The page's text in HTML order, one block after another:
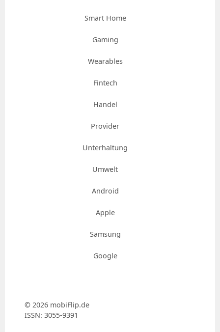
Smart Home
Gaming
Wearables
Fintech
Handel
Provider
Unterhaltung
Umwelt
Android
Apple
Samsung
Google
© 2026 mobiFlip.de
ISSN: 3055-9391